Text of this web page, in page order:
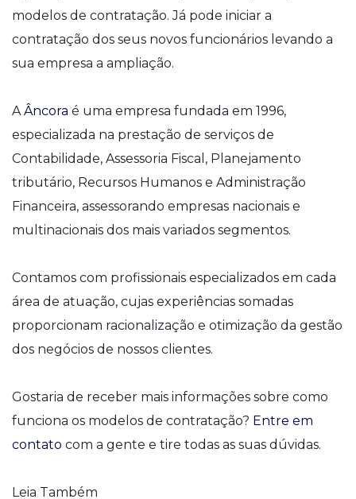
modelos de contratação. Já pode iniciar a
contratação dos seus novos funcionários levando a
sua empresa a ampliação.
A Âncora é uma empresa fundada em 1996,
especializada na prestação de serviços de
Contabilidade, Assessoria Fiscal, Planejamento
tributário, Recursos Humanos e Administração
Financeira, assessorando empresas nacionais e
multinacionais dos mais variados segmentos.
Contamos com profissionais especializados em cada
área de atuação, cujas experiências somadas
proporcionam racionalização e otimização da gestão
dos negócios de nossos clientes.
Gostaria de receber mais informações sobre como
funciona os modelos de contratação? Entre em
contato com a gente e tire todas as suas dúvidas.
Leia Também